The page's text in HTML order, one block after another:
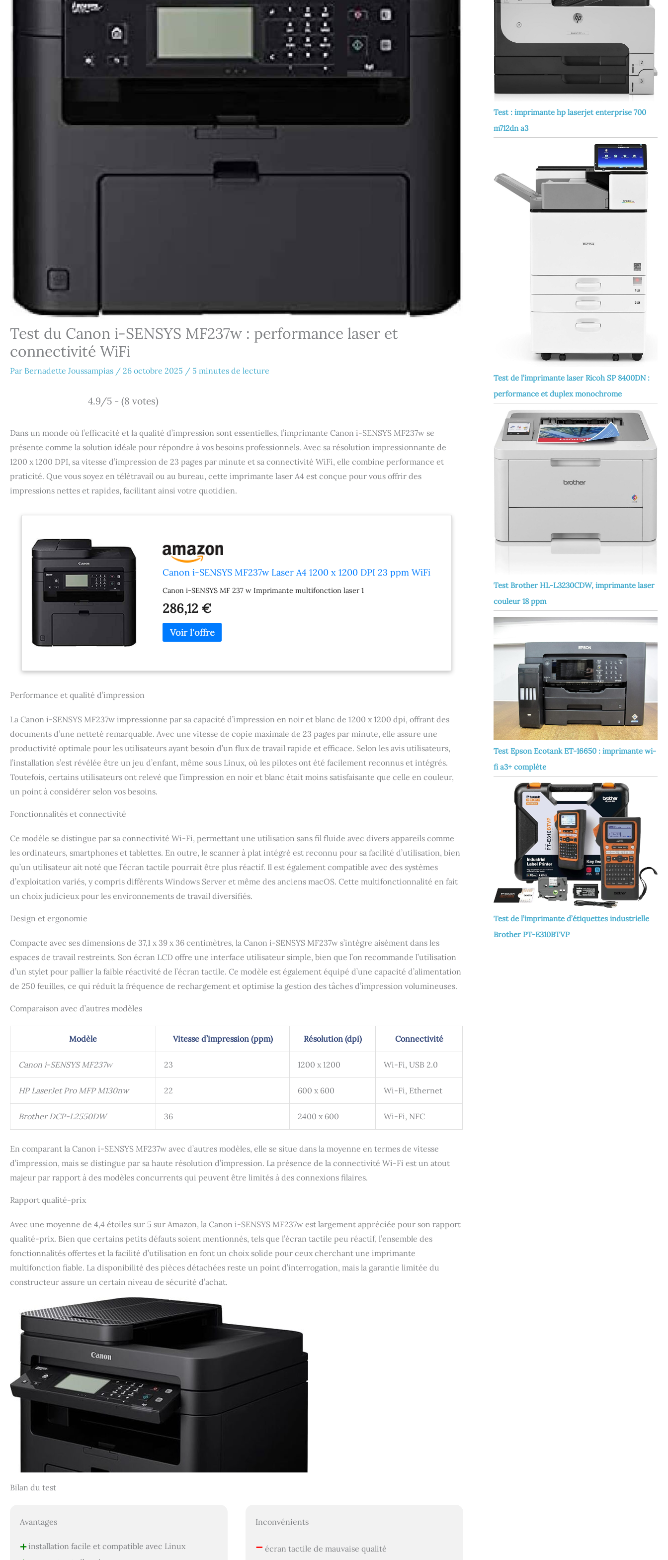
Test du Canon i-SENSYS MF237w : performance laser et
connectivité WiFi
Par Bernadette Joussampias / 26 octobre 2025 / 5 minutes de lecture
4.9/5 - (8 votes)
Dans un monde où l’efficacité et la qualité d’impression sont essentielles, l’imprimante Canon i-SENSYS MF237w se
présente comme la solution idéale pour répondre à vos besoins professionnels. Avec sa résolution impressionnante de
1200 x 1200 DPI, sa vitesse d’impression de 23 pages par minute et sa connectivité WiFi, elle combine performance et
praticité. Que vous soyez en télétravail ou au bureau, cette imprimante laser A4 est conçue pour vous offrir des
impressions nettes et rapides, facilitant ainsi votre quotidien.
Canon i-SENSYS MF237w Laser A4 1200 x 1200 DPI 23 ppm WiFi
Canon i-SENSYS MF 237 w Imprimante multifonction laser 1
286,12 €
Performance et qualité d’impression
La Canon i-SENSYS MF237w impressionne par sa capacité d’impression en noir et blanc de 1200 x 1200 dpi, offrant des
documents d’une netteté remarquable. Avec une vitesse de copie maximale de 23 pages par minute, elle assure une
productivité optimale pour les utilisateurs ayant besoin d’un flux de travail rapide et efficace. Selon les avis utilisateurs,
l’installation s’est révélée être un jeu d’enfant, même sous Linux, où les pilotes ont été facilement reconnus et intégrés.
Toutefois, certains utilisateurs ont relevé que l’impression en noir et blanc était moins satisfaisante que celle en couleur,
un point à considérer selon vos besoins.
Fonctionnalités et connectivité
Ce modèle se distingue par sa connectivité Wi-Fi, permettant une utilisation sans fil fluide avec divers appareils comme
les ordinateurs, smartphones et tablettes. En outre, le scanner à plat intégré est reconnu pour sa facilité d’utilisation, bien
qu’un utilisateur ait noté que l’écran tactile pourrait être plus réactif. Il est également compatible avec des systèmes
d’exploitation variés, y compris différents Windows Server et même des anciens macOS. Cette multifonctionnalité en fait
un choix judicieux pour les environnements de travail diversifiés.
Design et ergonomie
Compacte avec ses dimensions de 37,1 x 39 x 36 centimètres, la Canon i-SENSYS MF237w s’intègre aisément dans les
espaces de travail restreints. Son écran LCD offre une interface utilisateur simple, bien que l’on recommande l’utilisation
d’un stylet pour pallier la faible réactivité de l’écran tactile. Ce modèle est également équipé d’une capacité d’alimentation
de 250 feuilles, ce qui réduit la fréquence de rechargement et optimise la gestion des tâches d’impression volumineuses.
Comparaison avec d’autres modèles
Modèle Vitesse d’impression (ppm) Résolution (dpi) Connectivité
Canon i-SENSYS MF237w 23 1200 x 1200 Wi-Fi, USB 2.0
HP LaserJet Pro MFP M130nw 22 600 x 600 Wi-Fi, Ethernet
Brother DCP-L2550DW 36 2400 x 600 Wi-Fi, NFC
En comparant la Canon i-SENSYS MF237w avec d’autres modèles, elle se situe dans la moyenne en termes de vitesse
d’impression, mais se distingue par sa haute résolution d’impression. La présence de la connectivité Wi-Fi est un atout
majeur par rapport à des modèles concurrents qui peuvent être limités à des connexions filaires.
Rapport qualité-prix
Avec une moyenne de 4,4 étoiles sur 5 sur Amazon, la Canon i-SENSYS MF237w est largement appréciée pour son rapport
qualité-prix. Bien que certains petits défauts soient mentionnés, tels que l’écran tactile peu réactif, l’ensemble des
fonctionnalités offertes et la facilité d’utilisation en font un choix solide pour ceux cherchant une imprimante
multifonction fiable. La disponibilité des pièces détachées reste un point d’interrogation, mais la garantie limitée du
constructeur assure un certain niveau de sécurité d’achat.
Bilan du test
Avantages
+installation facile et compatible avec Linux
Inconvénients
– écran tactile de mauvaise qualité
Test : imprimante hp laserjet enterprise 700
m712dn a3
Test de l’imprimante laser Ricoh SP 8400DN :
performance et duplex monochrome
Test Brother HL-L3230CDW, imprimante laser
couleur 18 ppm
Test Epson Ecotank ET-16650 : imprimante wi-
fi a3+ complète
Test de l’imprimante d’étiquettes industrielle
Brother PT-E310BTVP